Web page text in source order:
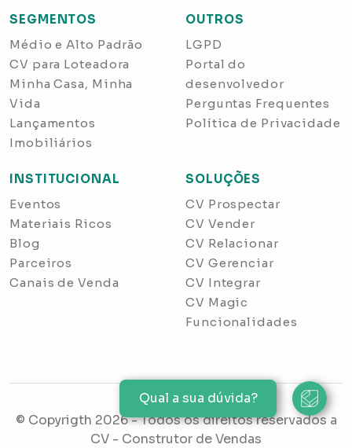
SEGMENTOS
Médio e Alto Padrão
CV para Loteadora
Minha Casa, Minha
Vida
Lançamentos
Imobiliários
OUTROS
LGPD
Portal do
desenvolvedor
Perguntas Frequentes
Política de Privacidade
INSTITUCIONAL
Eventos
Materiais Ricos
Blog
Parceiros
Canais de Venda
SOLUÇÕES
CV Prospectar
CV Vender
CV Relacionar
CV Gerenciar
CV Integrar
CV Magic
Funcionalidades
© Copyrigth 2026- Todos os direitos reservados a
CV - Construtor de Vendas
Qual a sua dúvida?